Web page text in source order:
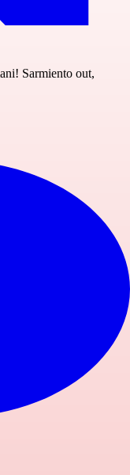
Sarmiento out,